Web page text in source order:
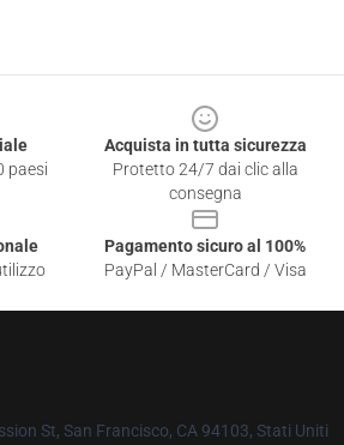
paesi
Acquista in tutta sicurezza
Protetto 24/7 dai clic alla
consegna
Pagamento sicuro al 100%
PayPal / MasterCard / Visa
St, San Francisco, CA 94103, Stati Uniti